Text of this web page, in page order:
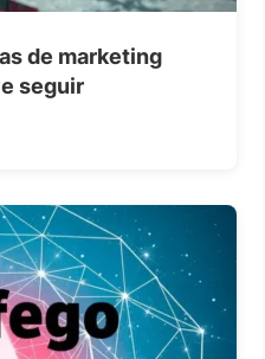
de marketing
seguir